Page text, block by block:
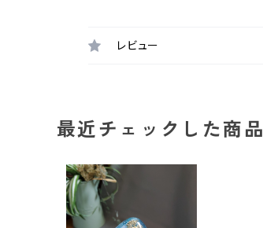
レビュー
最近チェックした商品